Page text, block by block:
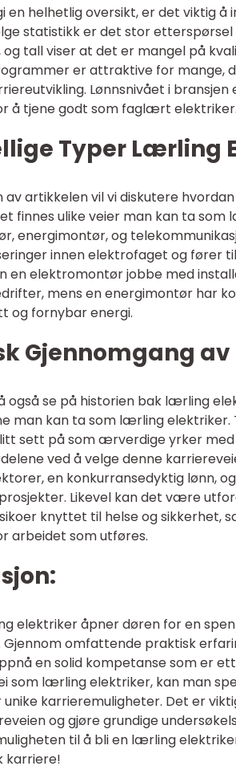
en helhetlig oversikt, er det viktig
statistikk er det stor
tall viser at det er mangel på
er attraktive for mange,
Lønnsnivået i
å tjene godt som faglært
Typer Lærling
av artikkelen vil vi diskutere
finnes ulike veier man kan ta
energimontør, og
innen elektrofaget og fører
en elektromontør jobbe med
mens en energimontør har
og fornybar energi.
Gjennomgang
også se på historien bak lærling
man kan ta som lærling
sett på som ærverdige yrker
ved å velge denne
en konkurransedyktig lønn,
Likevel kan det være
knyttet til helse og sikkerhet,
arbeidet som utføres.
elektriker åpner døren for en
omfattende praktisk
en solid kompetanse som er
som lærling elektriker, kan man
karrieremuligheter. Det er
og gjøre grundige
til å bli en lærling
karriere!